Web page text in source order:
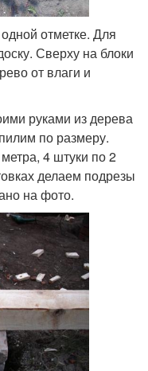
отметке. Для
Сверху на блоки
от влаги и
руками из дерева
по размеру.
4 штуки по 2
делаем подрезы
на фото.